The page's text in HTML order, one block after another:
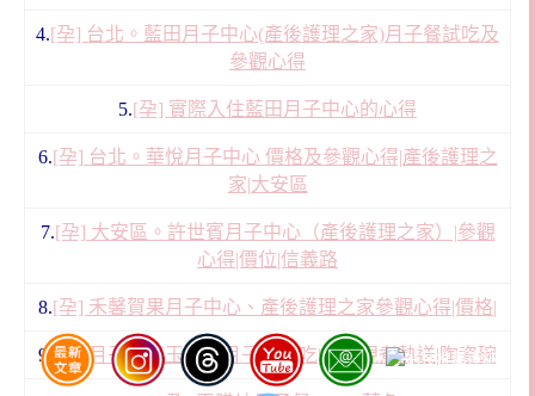
4.[孕] 台北。藍田月子中心(產後護理之家)月子餐試吃及
參觀心得
5.[孕] 實際入住藍田月子中心的心得
6.[孕] 台北。華悅月子中心 價格及參觀心得|產後護理之
家|大安區
7.[孕] 大安區。許世賓月子中心（產後護理之家）|參觀
心得|價位|信義路
8.[孕] 禾馨賀果月子中心、產後護理之家參觀心得|價格|
9.[孕] 月子餐。玉膳坊月子餐試吃|三餐現煮熱送|陶瓷碗